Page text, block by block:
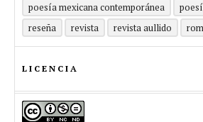
poesía mexicana contemporánea
reseña
revista revista aullido
LICENCIA